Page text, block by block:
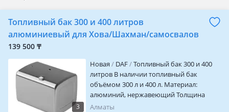
Топливный бак 300 и 400 литров
алюминиевый для Хова/Шахман/самосвалов
139 500 ₸
3
Новая DAF
Топливный бак 300 и 400
литров В наличии топливный бак
объёмом 300 л и 400 л. Материал:
алюминий, нержавеющий Толщина
стенки: 2, 5 мм Состояние: новый
Алматы